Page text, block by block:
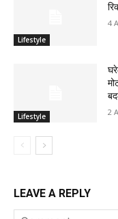
Lifestyle
4
Lifestyle 2
LEAVE A REPLY